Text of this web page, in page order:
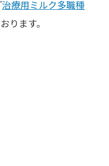
治療用ミルク多職種
ります。